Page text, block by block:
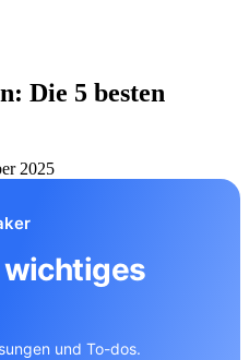
Die 5 besten
2025
wichtiges
und To-dos.